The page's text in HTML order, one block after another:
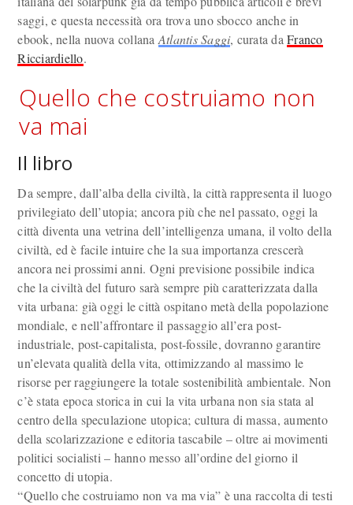
saggi, e questa necessità ora trova uno sbocco anche in
ebook, nella nuova collana Atlantis Saggi, curata daFranco
Ricciardiello.
Quello che costruiamo non
va mai
Il libro
Da sempre, dall’alba della civiltà, la città rappresenta il luogo
privilegiato dell’utopia; ancora più che nel passato, oggi la
città diventa una vetrina dell’intelligenza umana, il volto della
civiltà, ed è facile intuire che la sua importanza crescerà
ancora nei prossimi anni. Ogni previsione possibile indica
che la civiltà del futuro sarà sempre più caratterizzata dalla
vita urbana: già oggi le città ospitano metà della popolazione
mondiale, e nell’affrontare il passaggio all’era post-
industriale, post-capitalista, post-fossile, dovranno garantire
un’elevata qualità della vita, ottimizzando al massimo le
risorse per raggiungere la totale sostenibilità ambientale. Non
c’è stata epoca storica in cui la vita urbana non sia stata al
centro della speculazione utopica; cultura di massa, aumento
della scolarizzazione e editoria tascabile – oltre ai movimenti
politici socialisti – hanno messo all’ordine del giorno il
concetto di utopia.
“Quello che costruiamo non va ma via” è una raccolta di testi